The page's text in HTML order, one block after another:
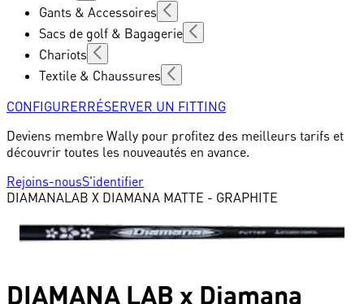
Gants & Accessoires
Sacs de golf & Bagagerie
Chariots
Textile & Chaussures
CONFIGURERRÉSERVER UN FITTING
Deviens membre Wally pour profitez des meilleurs tarifs et
découvrir toutes les nouveautés en avance.
Rejoins-nousS'identifier
DIAMANALAB X DIAMANA MATTE - GRAPHITE
DIAMANA LAB x Diamana